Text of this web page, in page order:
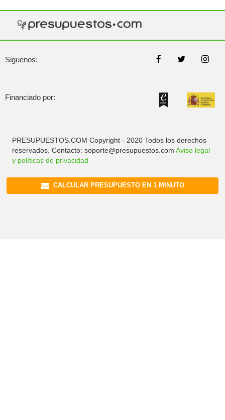
Siguenos:
Financiado por:
PRESUPUESTOS.COM Copyright - 2020 Todos los derechos
reservados. Contacto: soporte@presupuestos.com Aviso legal
y políticas de privacidad
CALCULAR PRESUPUESTO EN 1 MINUTO